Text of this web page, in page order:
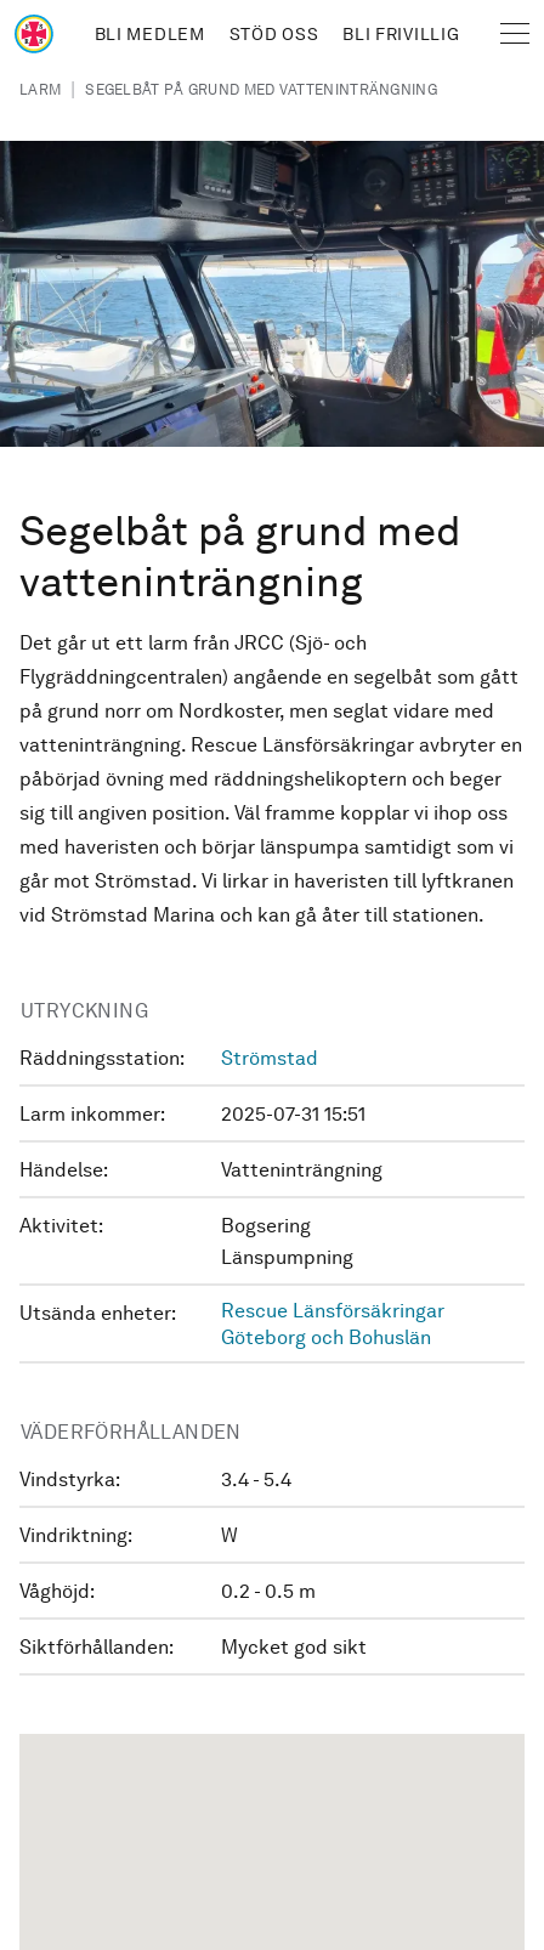
Hoppa till huvudinnehåll
BLI MEDLEM STÖD OSS BLI FRIVILLIG
Länkstig
LARM | SEGELBÅT PÅ GRUND MED VATTENINTRÄNGNING
Segelbåt på grund med
vatteninträngning
Det går ut ett larm från JRCC (Sjö- och
Flygräddningcentralen) angående en segelbåt som gått
på grund norr om Nordkoster, men seglat vidare med
vatteninträngning. Rescue Länsförsäkringar avbryter en
påbörjad övning med räddningshelikoptern och beger
sig till angiven position. Väl framme kopplar vi ihop oss
med haveristen och börjar länspumpa samtidigt som vi
går mot Strömstad. Vi lirkar in haveristen till lyftkranen
vid Strömstad Marina och kan gå åter till stationen.
UTRYCKNING
Räddningsstation: Strömstad
Larm inkommer: 2025-07-31 15:51
Händelse: Vatteninträngning
Aktivitet:
Bogsering
Länspumpning
Utsända enheter:
Rescue Länsförsäkringar
Göteborg och Bohuslän
VÄDERFÖRHÅLLANDEN
Vindstyrka: 3.4 - 5.4
Vindriktning: W
Våghöjd: 0.2 - 0.5 m
Siktförhållanden: Mycket god sikt